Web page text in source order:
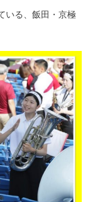
いる、飯田・京極